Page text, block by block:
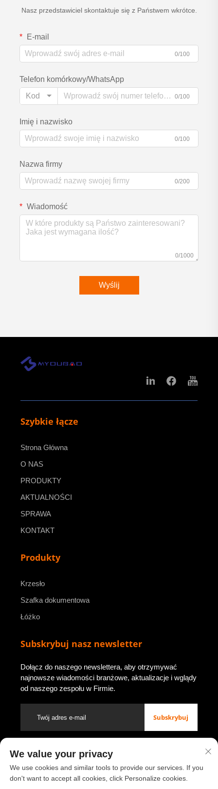
Nasz przedstawiciel skontaktuje się z Państwem wkrótce.
E-mail
0/100
Telefon komórkowy/WhatsApp
Kod
0/100
Imię i nazwisko
0/100
Nazwa firmy
0/200
Wiadomość
0/1000
Wyślij
Szybkie łącze
Strona Główna
O NAS
PRODUKTY
AKTUALNOŚCI
SPRAWA
KONTAKT
Produkty
Krzesło
Szafka dokumentowa
Łóżko
Subskrybuj nasz newsletter
Dołącz do naszego newslettera, aby otrzymywać
najnowsze wiadomości branżowe, aktualizacje i wglądy
od naszego zespołu w Firmie.
Subskrybuj
Prawa autorskie © 2026 przez Luoyang Youbao Office Furniture
Co., Ltd.
Polityka prywatności
We value your privacy
We use cookies and similar tools to provide our services. If you
don't want to accept all cookies, click Personalize cookies.